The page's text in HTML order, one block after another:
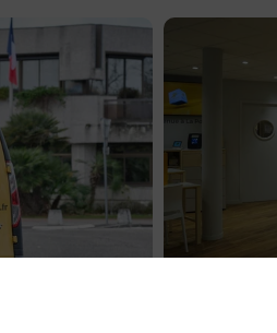
En savoir plus